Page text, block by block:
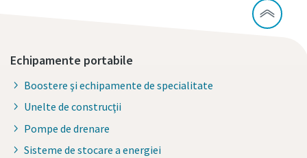
Echipamente portabile
Boostere şi echipamente de specialitate
Unelte de construcţii
Pompe de drenare
Sisteme de stocare a energiei